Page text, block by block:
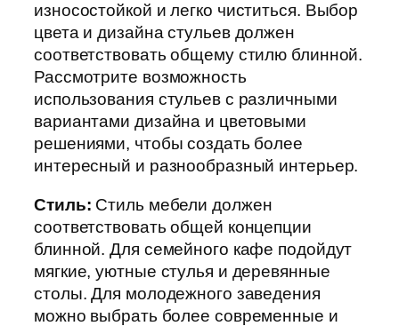
износостойкой и легко чиститься. Выбор
цвета и дизайна стульев должен
соответствовать общему стилю блинной.
Рассмотрите возможность
использования стульев с различными
вариантами дизайна и цветовыми
решениями, чтобы создать более
интересный и разнообразный интерьер.
Стиль: Стиль мебели должен
соответствовать общей концепции
блинной. Для семейного кафе подойдут
мягкие, уютные стулья и деревянные
столы. Для молодежного заведения
можно выбрать более современные и